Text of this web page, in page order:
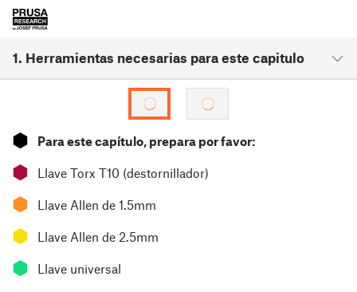
1. Herramientas necesarias para este capitulo
⬢ Para este capítulo, prepara por favor:
⬢ Llave Torx T10 (destornillador)
⬢ Llave Allen de 1.5mm
⬢ Llave Allen de 2.5mm
⬢ Llave universal